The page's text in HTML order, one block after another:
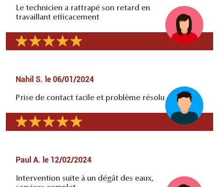
Le technicien a rattrapé son retard en
travaillant efficacement
Nahil S. le 06/01/2024
Prise de contact facile et problème résolu
Paul A. le 12/02/2024
Intervention suite à un dégât des eaux,